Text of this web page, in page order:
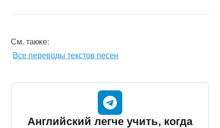
См. также:
Все переводы текстов песен
Английский легче учить, когда